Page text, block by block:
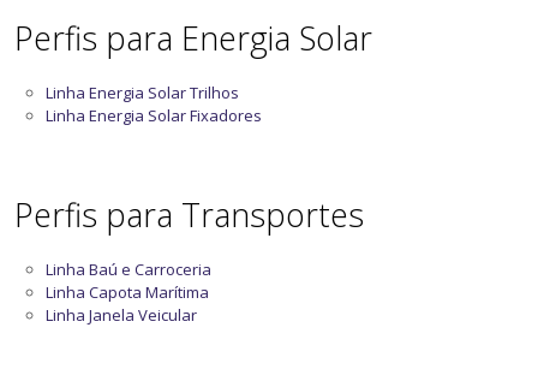
Perfis para Energia Solar
Linha Energia Solar Trilhos
Linha Energia Solar Fixadores
Perfis para Transportes
Linha Baú e Carroceria
Linha Capota Marítima
Linha Janela Veicular